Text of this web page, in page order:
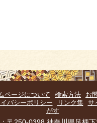
ページについて 検索方法 お
バシーポリシー リンク集 サ
がす